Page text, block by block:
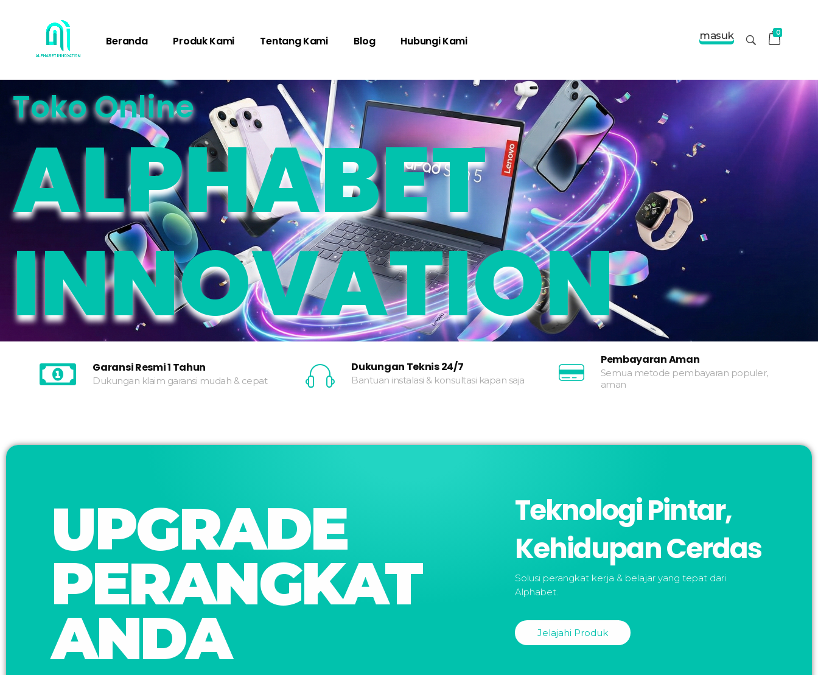
Beranda Produk Kami Tentang Kami Blog Hubungi Kami masuk 0
Toko Online
ALPHABET
INNOVATION
Garansi Resmi 1 Tahun
Dukungan klaim garansi mudah & cepat
Dukungan Teknis 24/7
Bantuan instalasi & konsultasi kapan saja
Pembayaran Aman
Semua metode pembayaran populer,
aman
UPGRADE
PERANGKAT
ANDA
Teknologi Pintar,
Kehidupan Cerdas
Solusi perangkat kerja & belajar yang tepat dari
Alphabet.
Jelajahi Produk